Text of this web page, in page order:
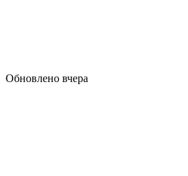
Обновлено вчера